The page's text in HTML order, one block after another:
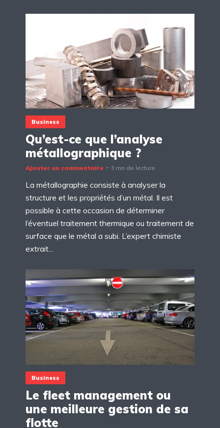
Business
Qu’est-ce que l’analyse
métallographique ?
Ajouter un commentaire 3 mn de lecture
La métallographie consiste à analyser la
structure et les propriétés d’un métal. Il est
possible à cette occasion de déterminer
l’éventuel traitement thermique ou traitement de
surface que le métal a subi. L’expert chimiste
extrait...
Business
Le fleet management ou
une meilleure gestion de sa
flotte